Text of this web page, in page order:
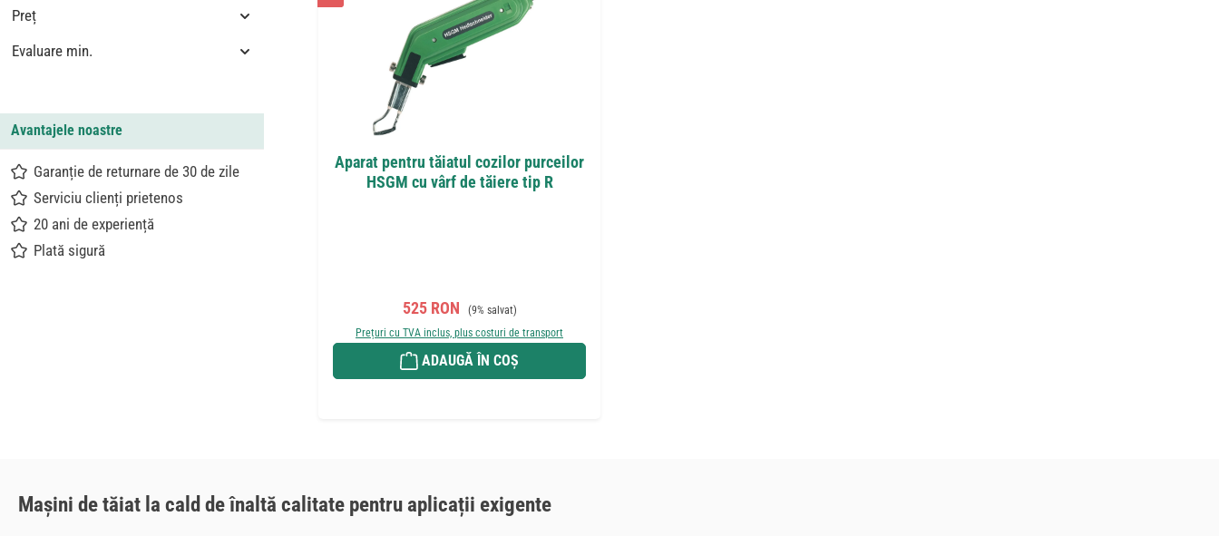
Preț
Evaluare min.
Avantajele noastre
Garanție de returnare de 30 de zile
Serviciu clienți prietenos
20 ani de experiență
Plată sigură
Aparat pentru tăiatul cozilor purceilor
HSGM cu vârf de tăiere tip R
Preț de vânzare:
525 RON Preț obișnuit:
(9% salvat)
Prețuri cu TVA inclus, plus costuri de transport
ADAUGĂ ÎN COȘ
Mașini de tăiat la cald de înaltă calitate pentru aplicații exigente